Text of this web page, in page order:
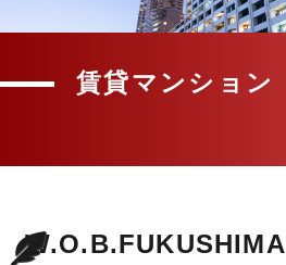
賃貸マンション
W.O.B.FUKUSHIMA